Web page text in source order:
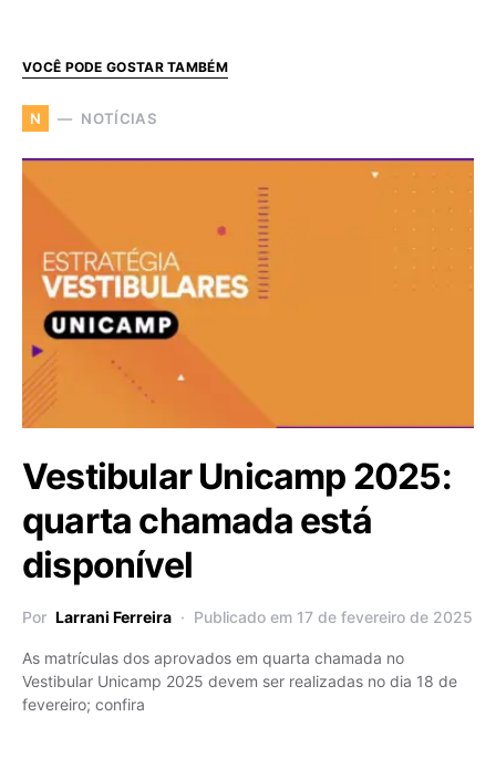
VOCÊ PODE GOSTAR TAMBÉM
N NOTÍCIAS
Vestibular Unicamp 2025:
quarta chamada está
disponível
Por Larrani Ferreira Publicado em 17 de fevereiro de 2025
As matrículas dos aprovados em quarta chamada no
Vestibular Unicamp 2025 devem ser realizadas no dia 18 de
fevereiro; confira